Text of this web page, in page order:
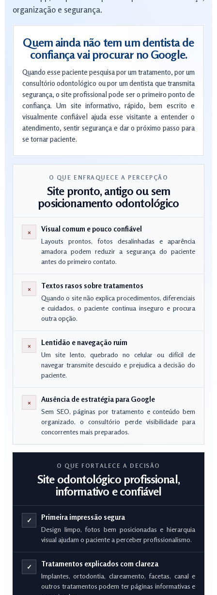
organização e segurança.
Quem ainda não tem um dentista de
confiança vai procurar no Google.
Quando esse paciente pesquisa por um tratamento, por um
consultório odontológico ou por um dentista que transmita
segurança, o site profissional pode ser o primeiro ponto de
confiança. Um site informativo, rápido, bem escrito e
visualmente confiável ajuda esse visitante a entender o
atendimento, sentir segurança e dar o próximo passo para
se tornar paciente.
O QUE ENFRAQUECE A PERCEPÇÃO
Site pronto, antigo ou sem
posicionamento odontológico
× Visual comum e pouco confiável
Layouts prontos, fotos desalinhadas e aparência
amadora podem reduzir a segurança do paciente
antes do primeiro contato.
× Textos rasos sobre tratamentos
Quando o site não explica procedimentos, diferenciais
e cuidados, o paciente continua inseguro e procura
outra opção.
× Lentidão e navegação ruim
Um site lento, quebrado no celular ou difícil de
navegar transmite descuido e prejudica a decisão do
paciente.
× Ausência de estratégia para Google
Sem SEO, páginas por tratamento e conteúdo bem
organizado, o consultório perde visibilidade para
concorrentes mais preparados.
O QUE FORTALECE A DECISÃO
Site odontológico profissional,
informativo e confiável
✓ Primeira impressão segura
Design limpo, fotos bem posicionadas e hierarquia
visual ajudam o paciente a perceber profissionalismo.
✓ Tratamentos explicados com clareza
Implantes, ortodontia, clareamento, facetas, canal e
outros tratamentos podem ter páginas informativas e